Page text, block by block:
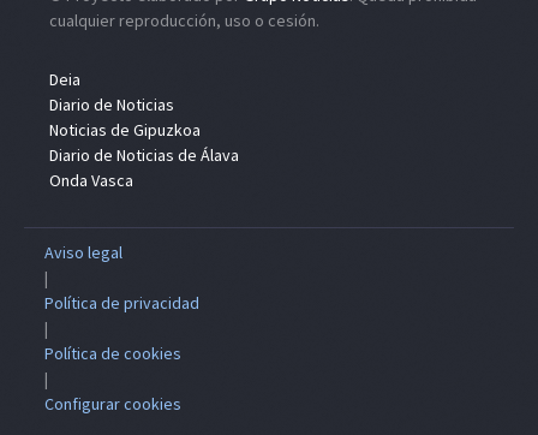
cualquier reproducción, uso o cesión.
Deia
Diario de Noticias
Noticias de Gipuzkoa
Diario de Noticias de Álava
Onda Vasca
Aviso legal
|
Política de privacidad
|
Política de cookies
|
Configurar cookies